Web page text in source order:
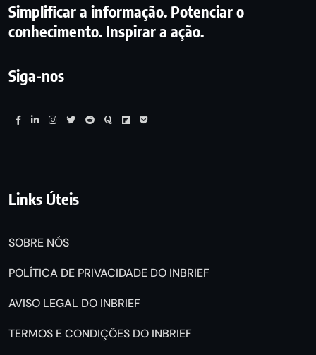
Simplificar a informação. Potenciar o
conhecimento. Inspirar a ação.
Siga-nos
Links Úteis
SOBRE NÓS
POLÍTICA DE PRIVACIDADE DO INBRIEF
AVISO LEGAL DO INBRIEF
TERMOS E CONDIÇÕES DO INBRIEF